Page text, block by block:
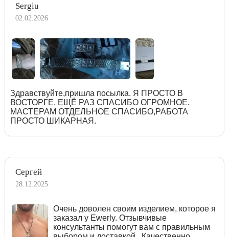
Sergiu
02.02.2026
Здравствуйте,пришла посылка. Я ПРОСТО В
ВОСТОРГЕ. ЕЩЁ РАЗ СПАСИБО ОГРОМНОЕ.
МАСТЕРАМ ОТДЕЛЬНОЕ СПАСИБО,РАБОТА
ПРОСТО ШИКАРНАЯ.
Сергей
28.12.2025
Очень доволен своим изделием, которое я
заказал у Ewerly. Отзывчивые
консультанты помогут вам с правильным